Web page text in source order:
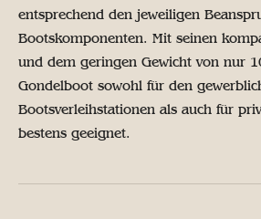
entsprechend den jeweiligen
Bootskomponenten. Mit seinen
und dem geringen Gewicht von nur
Gondelboot sowohl für den
Bootsverleihstationen als auch für
bestens geeignet.